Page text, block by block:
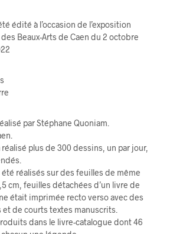
édité à l’occasion de l’exposition
Beaux-Arts de Caen du 2 octobre
par Stéphane Quoniam.
plus de 300 dessins, un par jour,
réalisés sur des feuilles de même
cm, feuilles détachées d’un livre de
était imprimée recto verso avec des
de courts textes manuscrits.
dans le livre-catalogue dont 46